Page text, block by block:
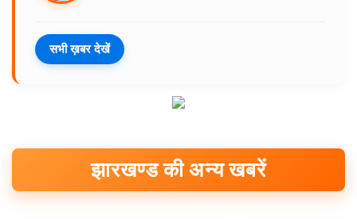
सभी ख़बर देखें
झारखण्ड की अन्य खबरें